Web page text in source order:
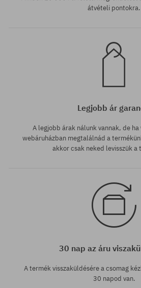
átvételi pontokra.
Legjobb ár
A legjobb árak nálunk vannak, de
webáruházban megtalálnád a
akkor csak neked levisszük a
30 nap az áru
A termék visszaküldésére a csomag
30 napod van.